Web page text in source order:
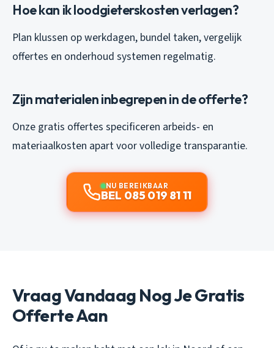
Hoe kan ik loodgieterskosten verlagen?
Plan klussen op werkdagen, bundel taken, vergelijk
offertes en onderhoud systemen regelmatig.
Zijn materialen inbegrepen in de offerte?
Onze gratis offertes specificeren arbeids- en
materiaalkosten apart voor volledige transparantie.
NU BEREIKBAAR
BEL 085 019 81 11
Vraag Vandaag Nog Je Gratis
Offerte Aan